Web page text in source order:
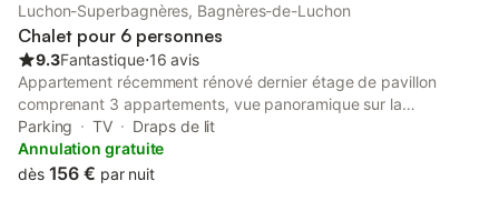
Luchon-Superbagnères, Bagnères-de-Luchon
Chalet pour 6 personnes
9.3Fantastique⋅16 avis
Appartement récemment rénové dernier étage de pavillon
comprenant 3 appartements, vue panoramique sur la
montagne, à 600m des restaurants / remontées mécaniques,
parking hors route, calme rue résidentielle, marche, vélo, spa,
tennis, piscine publique locale, 1 lit double, deuxième
Parking TV
Draps de lit
Annulation gratuite
dès 156 € par nuit